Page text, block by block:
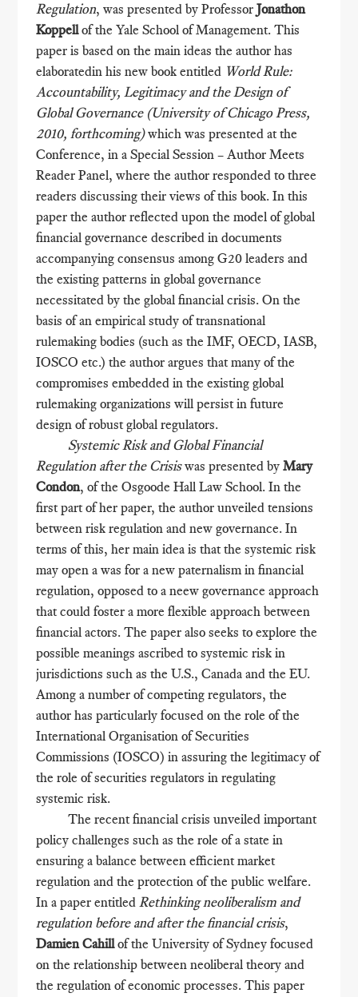
Regulation, was presented by ProfessorJonathon
Koppellof the Yale School of Management. This
paper is based on the main ideas the author has
elaboratedin his new book entitled World Rule:
Accountability, Legitimacy and the Design of
Global Governance (University of Chicago Press,
2010, forthcoming)which was presented at the
Conference, in a Special Session – Author Meets
Reader Panel, where the author responded to three
readers discussing their views of this book. In this
paper the author reflected upon the model of global
financial governance described in documents
accompanying consensus among G20 leaders and
the existing patterns in global governance
necessitated by the global financial crisis. On the
basis of an empirical study of transnational
rulemaking bodies (such as the IMF, OECD, IASB,
IOSCO etc.) the author argues that many of the
compromises embedded in the existing global
rulemaking organizations will persist in future
design of robust global regulators.
Systemic Risk and Global Financial
Regulation after the Crisiswas presented byMary
Condon, of the Osgoode Hall Law School. In the
first part of her paper, the author unveiled tensions
between risk regulation and new governance. In
terms of this, her main idea is that the systemic risk
may open a was for a new paternalism in financial
regulation, opposed to a neew governance approach
that could foster a more flexible approach between
financial actors. The paper also seeks to explore the
possible meanings ascribed to systemic risk in
jurisdictions such as the U.S., Canada and the EU.
Among a number of competing regulators, the
author has particularly focused on the role of the
International Organisation of Securities
Commissions (IOSCO) in assuring the legitimacy of
the role of securities regulators in regulating
systemic risk.
The recent financial crisis unveiled important
policy challenges such as the role of a state in
ensuring a balance between efficient market
regulation and the protection of the public welfare.
In a paper entitledRethinking neoliberalism and
regulation before and after the financial crisis,
Damien Cahillof the University of Sydney focused
on the relationship between neoliberal theory and
the regulation of economic processes. This paper